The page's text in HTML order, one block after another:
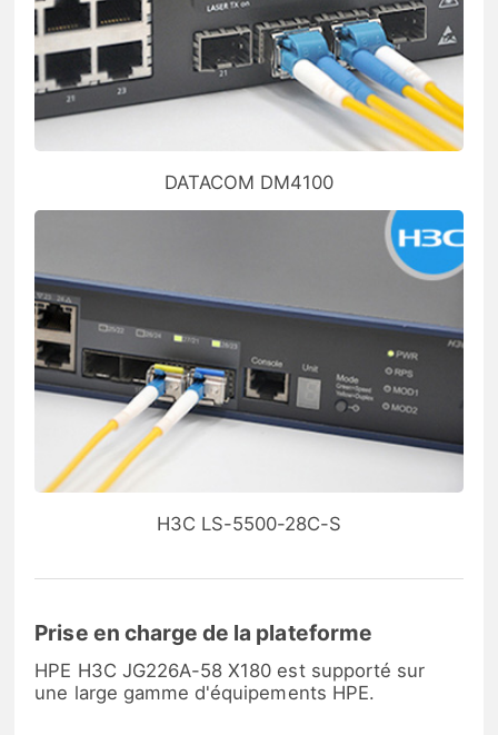
DATACOM DM4100
H3C LS-5500-28C-S
Prise en charge de la plateforme
HPE H3C JG226A-58 X180 est supporté sur
une large gamme d'équipements HPE.